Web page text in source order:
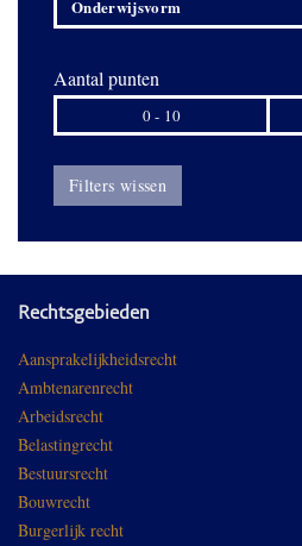
Onderwijsvorm
Aantal punten
0 - 10
Filters wissen
Rechtsgebieden
Aansprakelijkheidsrecht
Ambtenarenrecht
Arbeidsrecht
Belastingrecht
Bestuursrecht
Bouwrecht
Burgerlijk recht